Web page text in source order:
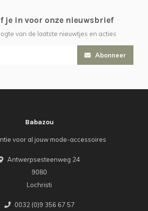
je in voor onze nieuwsbrief
van de laatste nieuwtjes en acties
Abonneer
Babazou
voor al jouw mode-accessoires
Antwerpsesteenweg 24
9080
Lochristi
0032 (0)9 356 67 57